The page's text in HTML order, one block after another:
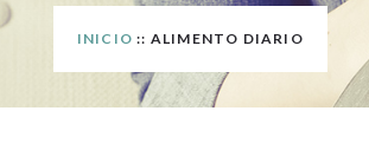
INICIO :: ALIMENTO DIARIO